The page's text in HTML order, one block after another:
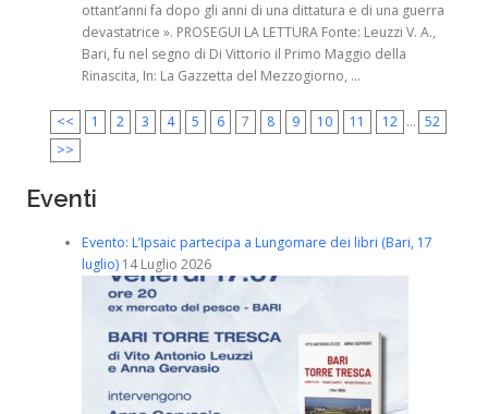
ottant’anni fa dopo gli anni di una dittatura e di una guerra
devastatrice ». PROSEGUI LA LETTURA Fonte: Leuzzi V. A.,
Bari, fu nel segno di Di Vittorio il Primo Maggio della
Rinascita, In: La Gazzetta del Mezzogiorno, ...
<< 1 2 3 4 5 6 7 8 9 10 11 12 ... 52
>>
Eventi
Evento: L’Ipsaic partecipa a Lungomare dei libri (Bari, 17
luglio)14 Luglio 2026